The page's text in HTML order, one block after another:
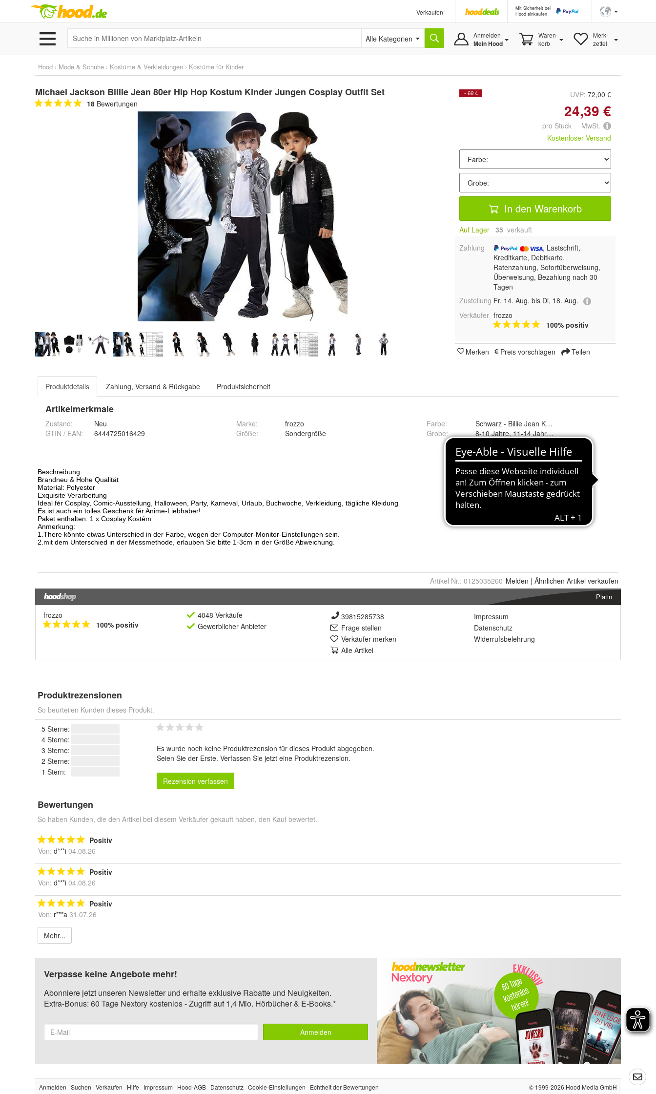
Verkaufen
Mit Sicherheit bei
Hood einkaufen
Alle Kategorien Anmelden
Mein Hood
Waren-
korb
Merk-
zettel
Hood › Mode & Schuhe › Kostüme & Verkleidungen › Kostüme für Kinder
Michael Jackson Billie Jean 80er Hip Hop Kostum Kinder Jungen Cosplay Outfit Set
18 Bewertungen
- 66% UVP: 72,00 €
24,39 €
pro Stuck MwSt.
Kostenloser Versand
In den Warenkorb
Auf Lager 35 verkauft
Zahlung
, Lastschrift,
Kreditkarte, Debitkarte,
Ratenzahlung, Sofortüberweisung,
Überweisung, Bezahlung nach 30
Tagen
Zustellung Fr, 14. Aug. bis Di, 18. Aug.
Verkäufer frozzo
100% positiv
Merken Preis vorschlagen Teilen
Produktdetails Zahlung, Versand & Rückgabe Produktsicherheit
Artikelmerkmale
Zustand:
Neu
GTIN / EAN:
6444725016429
Marke:
frozzo
Größe: Sondergröße
Farbe:
Grobe:
Artikel Nr.: 0125035260 Melden | Ähnlichen Artikel verkaufen
Platin
frozzo
100% positiv
4048 Verkäufe
Gewerblicher Anbieter
39815285738
Frage stellen
Verkäufer merken
Alle Artikel
Impressum
Datenschutz
Widerrufsbelehrung
Produktrezensionen
So beurteilen Kunden dieses Produkt.
5 Sterne:
4 Sterne:
3 Sterne:
2 Sterne:
1 Stern:
Es wurde noch keine Produktrezension für dieses Produkt abgegeben.
Seien Sie der Erste. Verfassen Sie jetzt eine Produktrezension.
Rezension verfassen
Bewertungen
So haben Kunden, die den Artikel bei diesem Verkäufer gekauft haben, den Kauf bewertet.
Positiv
Von: d***i 04.08.26
Positiv
Von: d***i 04.08.26
Positiv
Von: r***a 31.07.26
Mehr...
Verpasse keine Angebote mehr!
Abonniere jetzt unseren Newsletter und erhalte exklusive Rabatte und Neuigkeiten.
Extra-Bonus: 60 Tage Nextory kostenlos - Zugriff auf 1,4 Mio. Hörbücher & E-Books.*
Anmelden
Anmelden Suchen Verkaufen Hilfe Impressum Hood-AGB Datenschutz Cookie-Einstellungen Echtheit der Bewertungen © 1999-2026 Hood Media GmbH